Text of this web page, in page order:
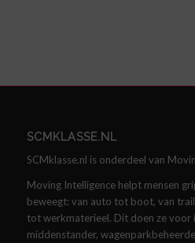
SCMKLASSE.NL
SCMklasse.nl is onderdeel van
Moving Intelligence helpt mensen
beweegt: van auto tot boot, van
tot werkmaterieel. Dit doen ze voor
middenstander,